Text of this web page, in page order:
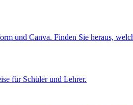
und Canva. Finden Sie heraus,
für Schüler und Lehrer.